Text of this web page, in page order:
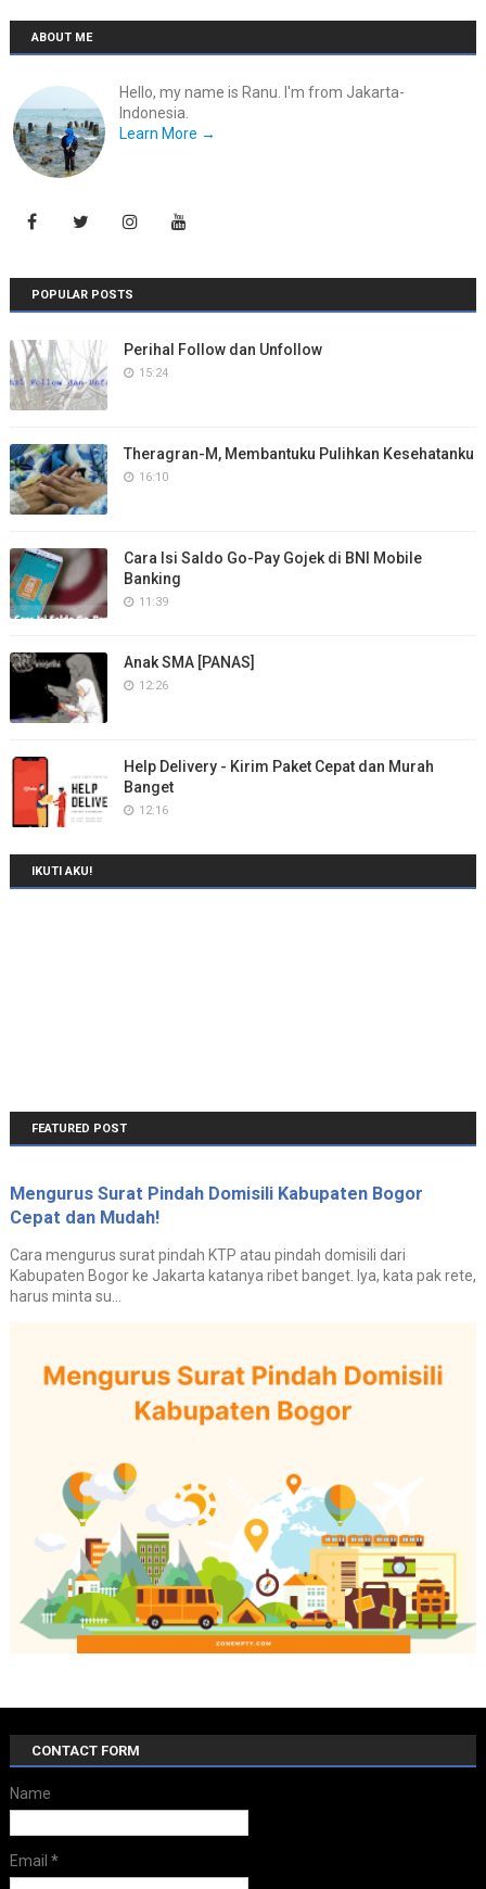
ABOUT ME
Hello, my name is Ranu. I'm from Jakarta-
Indonesia.
Learn More →
POPULAR POSTS
Perihal Follow dan Unfollow
15:24
Theragran-M, Membantuku Pulihkan Kesehatanku
16:10
Cara Isi Saldo Go-Pay Gojek di BNI Mobile
Banking
11:39
Anak SMA [PANAS]
12:26
Help Delivery - Kirim Paket Cepat dan Murah
Banget
12:16
IKUTI AKU!
FEATURED POST
Mengurus Surat Pindah Domisili Kabupaten Bogor
Cepat dan Mudah!
Cara mengurus surat pindah KTP atau pindah domisili dari
Kabupaten Bogor ke Jakarta katanya ribet banget. Iya, kata pak rete,
harus minta su...
CONTACT FORM
Name
Email *